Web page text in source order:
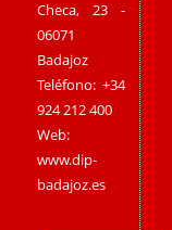
Checa, 23 -
06071
Badajoz
Teléfono: +34
924 212 400
Web:
www.dip-
badajoz.es